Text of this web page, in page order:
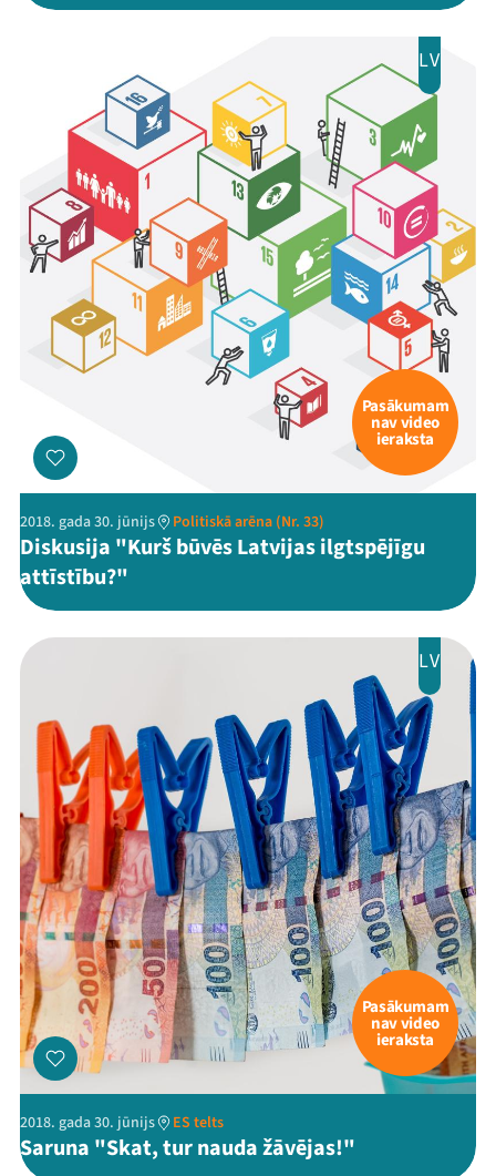
LV
Pasākumam
nav video
ieraksta
2018. gada 30. jūnijs Politiskā arēna (Nr. 33)
Diskusija "Kurš būvēs Latvijas ilgtspējīgu
attīstību?"
LV
Pasākumam
nav video
ieraksta
2018. gada 30. jūnijs ES telts
Saruna "Skat, tur nauda žāvējas!"